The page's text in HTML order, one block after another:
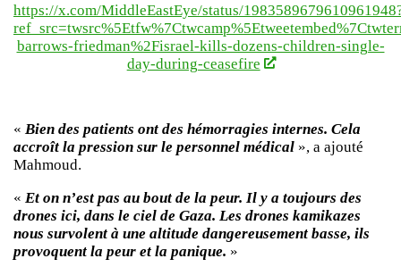
https://x.com/MiddleEastEye/status/
barrows-friedman%2Fisrael-kills-dozens-children-single-
day-during-ceasefire
« Bien des patients ont des hémorragies internes. Cela
accroît la pression sur le personnel médical », a ajouté
Mahmoud.
« Et on n’est pas au bout de la peur. Il y a toujours des
drones ici, dans le ciel de Gaza. Les drones kamikazes
nous survolent à une altitude dangereusement basse, ils
provoquent la peur et la panique. »